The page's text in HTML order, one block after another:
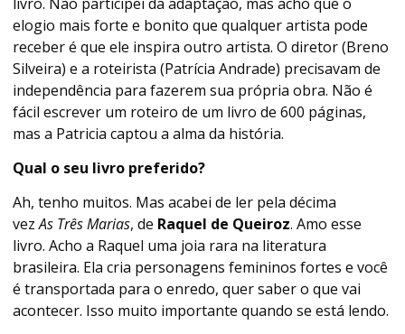
elogio mais forte e bonito que qualquer artista pode
receber é que ele inspira outro artista. O diretor (Breno
Silveira) e a roteirista (Patrícia Andrade) precisavam de
independência para fazerem sua própria obra. Não é
fácil escrever um roteiro de um livro de 600 páginas,
mas a Patricia captou a alma da história.
Qual o seu livro preferido?
Ah, tenho muitos. Mas acabei de ler pela décima
vezAs Três Marias, de Raquel de Queiroz. Amo esse
livro. Acho a Raquel uma joia rara na literatura
brasileira. Ela cria personagens femininos fortes e você
é transportada para o enredo, quer saber o que vai
acontecer. Isso muito importante quando se está lendo.